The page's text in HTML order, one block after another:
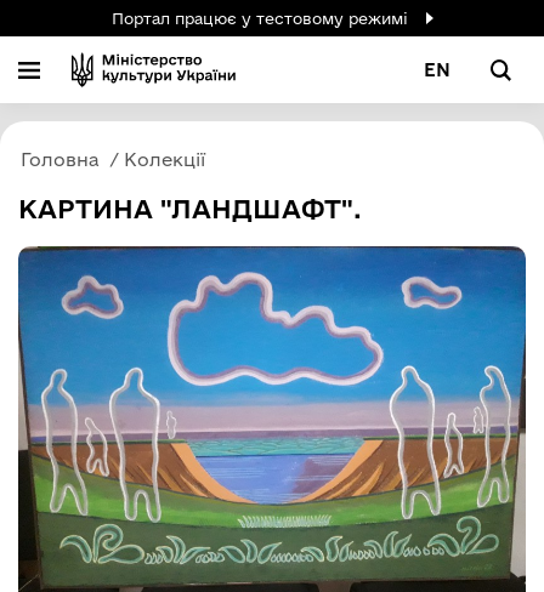
Портал працює у тестовому режимі
EN
Головна Колекції
КАРТИНА "ЛАНДШАФТ".